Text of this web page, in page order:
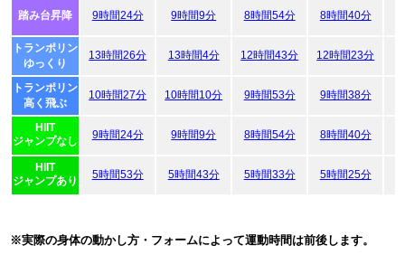
踏み台昇降 9時間24分 9時間9分 8時間54分 8時間40分
トランポリン
ゆっくり
13時間26分 13時間4分 12時間43分 12時間23分
トランポリン
高く飛ぶ
10時間27分 10時間10分 9時間53分 9時間38分
HIIT
ジャンプなし
9時間24分 9時間9分 8時間54分 8時間40分
HIIT
ジャンプあり
5時間53分 5時間43分 5時間33分 5時間25分
※実際の身体の動かし方・フォームによって運動時間は前後します。